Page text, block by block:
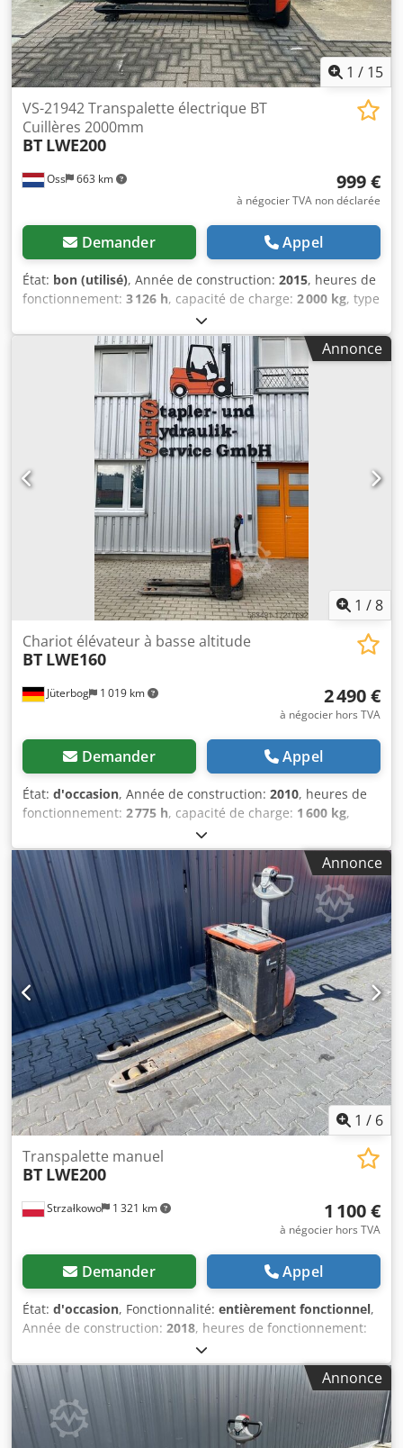
1 / 15
Oss 663 km
VS-21942 Transpalette électrique BT
Cuillères 2000mm
BT LWE200
999 €
à négocier TVA non déclarée
Demander Appel
État: bon (utilisé), Année de construction: 2015, heures de
fonctionnement: 3 126 h, capacité de charge: 2 000 kg, type
, kilométrage:
transpalette électrique de marque BT date de 2015 et est
en bon état.Capacité de 2,000 kg, équipé de fourches de
2,000mm;3,126 heures au compteur;Batterie de 2013 est
équipée d'un chargeur externe;Vidéo ci-dessous. Dkedpfx
Ajvclpwohior
Annonce
1 /8
Jüterbog 1 019 km
Chariot élévateur à basse altitude
BT LWE160
2 490 €
à négocier hors TVA
Demander Appel
État: d'occasion, Année de construction: 2010, heures de
fonctionnement: 2 775 h, capacité de charge: 1 600 kg,
1 290 mm
fourches:1 150 mm, type de transmission:Elektro, largeur
de construction: 730 mm
, Transpalette Centre de gravité
de la charge : 600 Largeur des fourches : 155 mm
Épaisseur de la fourche : 45 mm État : prêt à l'emploi et
entièrement fonctionnel État technique : bon Pneus avant
type : polyuréthane Pneus avant État : 60 - 80 Pneus
arrière type : polyuréthane Pneus arrière état : 60 - 80
Voltage de la batterie : 24V Batterie Ah : 225Ah Fabricant
de la batterie : Eternity Type de batterie : PzS Année de
construction de la batterie : 2021 Dedsuqrf Ropfx Ahijkr
État de la batterie : 80 - 100 Description : chargeur externe,
serrure à code
Annonce
1 / 6
Strzałkowo 1 321 km
Transpalette manuel
BT LWE200
1 100 €
à négocier hors TVA
Demander Appel
État: d'occasion, Fonctionnalité: entièrement fonctionnel,
Année de construction: 2018, heures de fonctionnement:
2 000 kg
électrique, type de transmission:Elektro, Transpalette
État : prêt à l'emploi et entièrement fonctionnel État
technique : bon Voltage de la batterie : 24V Djdpfx
Ahezmbu Tjiekr
Annonce